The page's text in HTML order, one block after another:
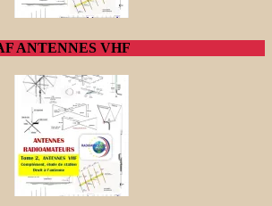
ANTENNES VHF